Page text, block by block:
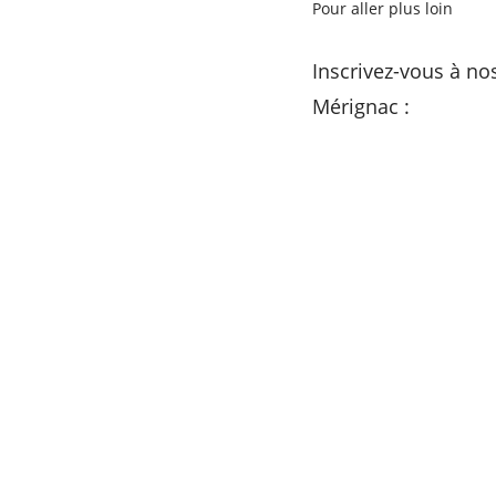
Pour aller plus loin
Inscrivez-vous à
Mérignac :